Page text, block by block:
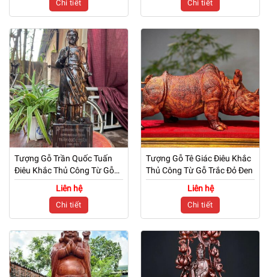
Chi tiết Chi tiết
Tượng Gỗ Trần Quốc Tuấn
Điêu Khắc Thủ Công Từ Gỗ
Mun Hoa
Liên hệ
Chi tiết
Tượng Gỗ Tê Giác Điêu Khắc
Thủ Công Từ Gỗ Trắc Đỏ Đen
Liên hệ
Chi tiết